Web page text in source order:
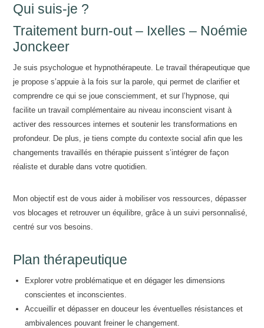
Qui suis-je ?
Traitement burn-out – Ixelles – Noémie
Jonckeer
Je suis psychologue et hypnothérapeute. Le travail thérapeutique que
je propose s’appuie à la fois sur la parole, qui permet de clarifier et
comprendre ce qui se joue consciemment, et sur l’hypnose, qui
facilite un travail complémentaire au niveau inconscient visant à
activer des ressources internes et soutenir les transformations en
profondeur. De plus, je tiens compte du contexte social afin que les
changements travaillés en thérapie puissent s’intégrer de façon
réaliste et durable dans votre quotidien.
Mon objectif est de vous aider à mobiliser vos ressources, dépasser
vos blocages et retrouver un équilibre, grâce à un suivi personnalisé,
centré sur vos besoins.
Plan thérapeutique
Explorer votre problématique et en dégager les dimensions
conscientes et inconscientes.
Accueillir et dépasser en douceur les éventuelles résistances et
ambivalences pouvant freiner le changement.